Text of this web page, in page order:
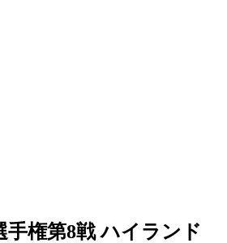
手権第8戦 ハイランド